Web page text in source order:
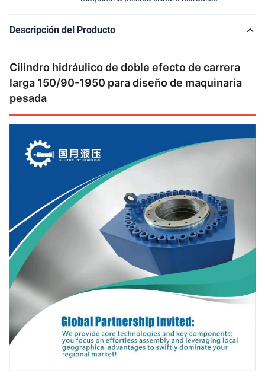
Descripción del Producto
Cilindro hidráulico de doble efecto de carrera
larga 150/90-1950 para diseño de maquinaria
pesada